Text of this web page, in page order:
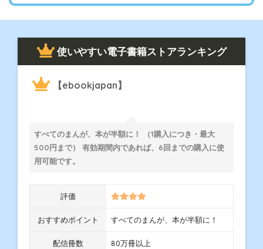
使いやすい電子書籍ストアランキング
【ebookjapan】
すべてのまんが、本が半額に！ （1購入につき・最大
500円まで） 有効期間内であれば、6回までの購入に使
用可能です。
評価
おすすめポイント すべてのまんが、本が半額に！
配信冊数 80万冊以上